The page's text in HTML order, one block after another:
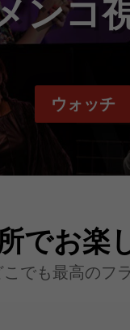
ンコ
ウォッチ
でお楽
でも最高のフ